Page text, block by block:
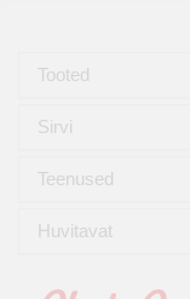
Tooted
Sirvi
Teenused
Huvitavat